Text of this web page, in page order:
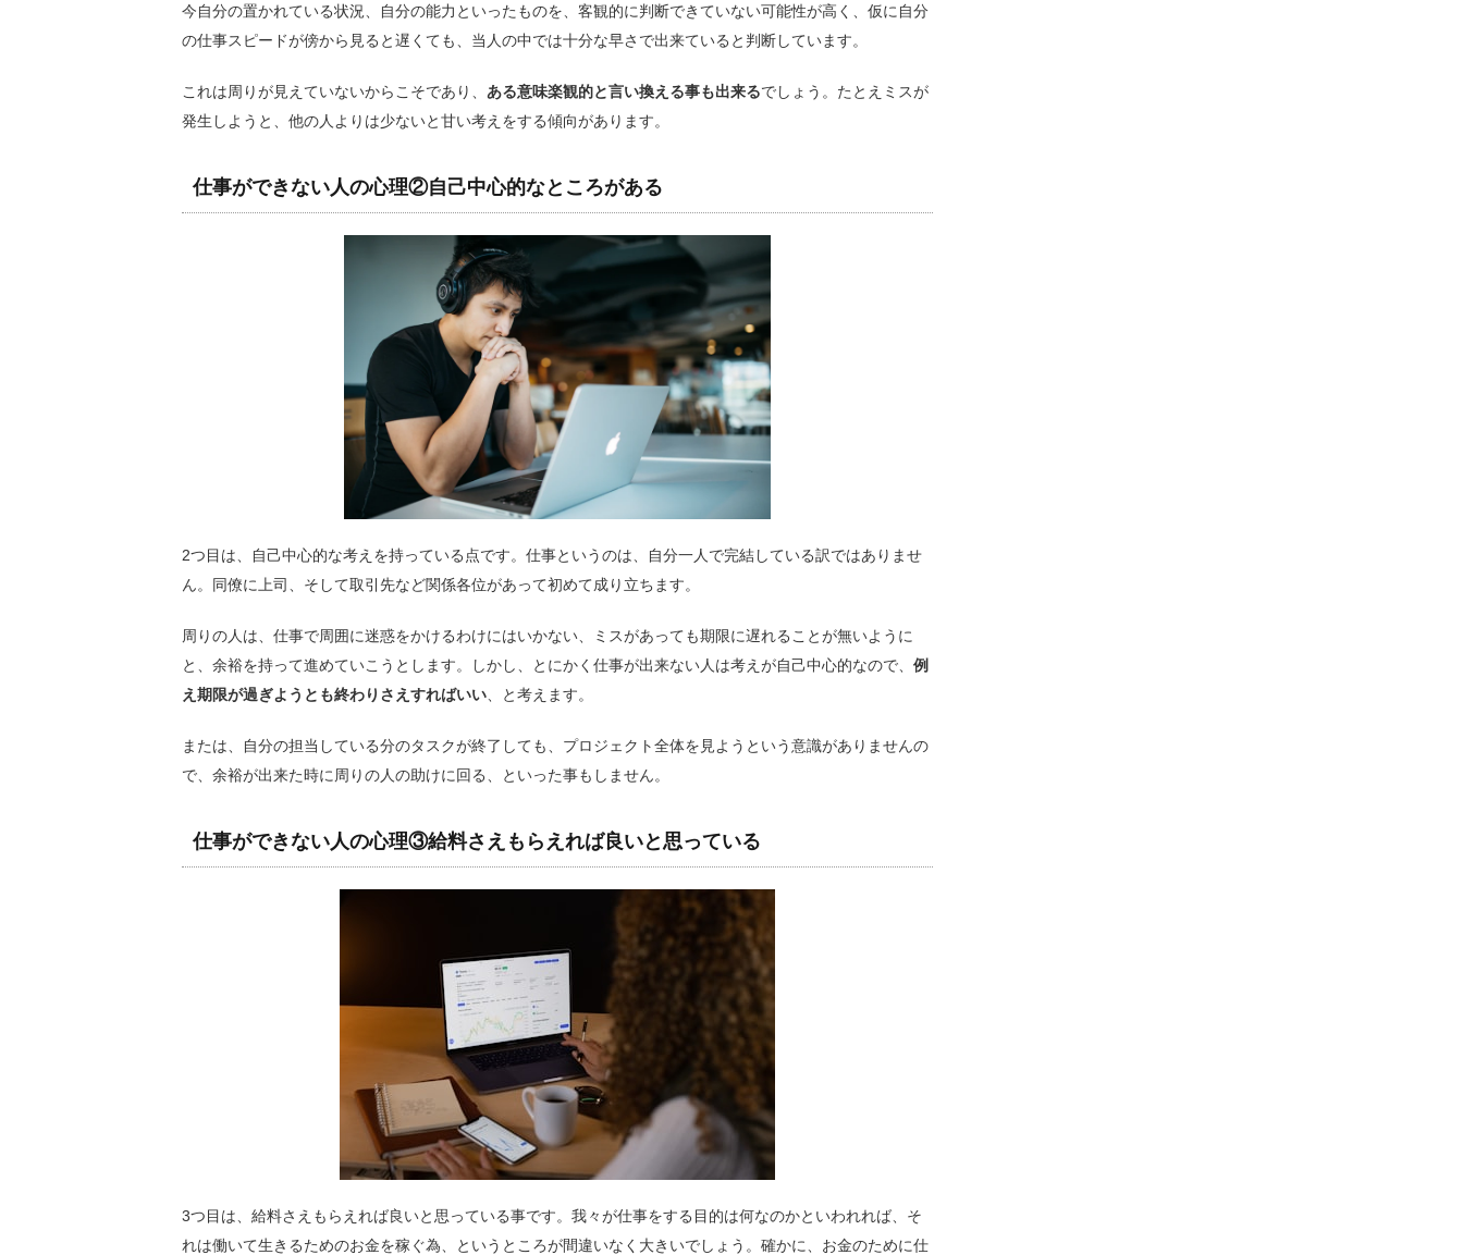
今自分の置かれている状況、自分の能力といったものを、客観的に判断できていない可能性が高く、仮に自分
の仕事スピードが傍から見ると遅くても、当人の中では十分な早さで出来ていると判断しています。
これは周りが見えていないからこそであり、 ある意味楽観的と言い換える事も出来るでしょう。たとえミスが
発生しようと、他の人よりは少ないと甘い考えをする傾向があります。
仕事ができない人の心理②自己中心的なところがある
2つ目は、自己中心的な考えを持っている点です。仕事というのは、自分一人で完結している訳ではありませ
ん。同僚に上司、そして取引先など関係各位があって初めて成り立ちます。
周りの人は、仕事で周囲に迷惑をかけるわけにはいかない、ミスがあっても期限に遅れることが無いように
と、余裕を持って進めていこうとします。しかし、とにかく仕事が出来ない人は考えが自己中心的なので、 例
え期限が過ぎようとも終わりさえすればいい、と考えます。
または、自分の担当している分のタスクが終了しても、プロジェクト全体を見ようという意識がありませんの
で、余裕が出来た時に周りの人の助けに回る、といった事もしません。
仕事ができない人の心理③給料さえもらえれば良いと思っている
3つ目は、給料さえもらえれば良いと思っている事です。我々が仕事をする目的は何なのかといわれれば、そ
れは働いて生きるためのお金を稼ぐ為、というところが間違いなく大きいでしょう。確かに、お金のために仕